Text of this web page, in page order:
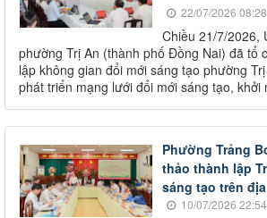
22/07/2026
Chiều 21/7/2026,
phường Trị An (thành phố Đồng Nai) đã tổ
lập không gian đổi mới sáng tạo phường
phát triển mạng lưới đổi mới sáng tạo, khởi
Phường Trảng
thảo thành lập
sáng tạo trên
10/07/2026